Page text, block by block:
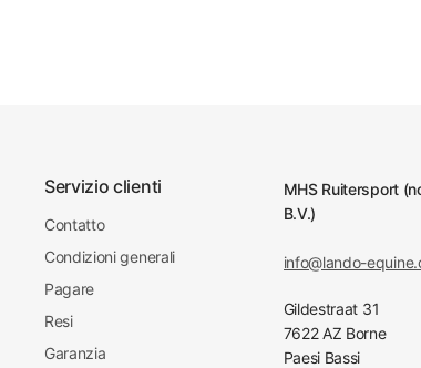
Servizio clienti
Contatto
Condizioni generali
Pagare
Resi
Garanzia
MHS Ruitersport
B.V.)
info@lando-
Gildestraat 31
7622 AZ Borne
Paesi Bassi